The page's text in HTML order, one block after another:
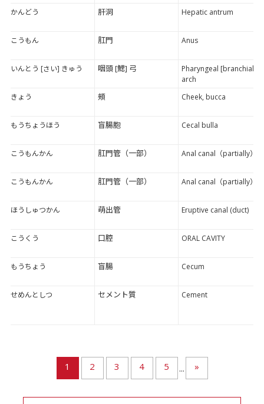
かんどう
肝洞 Hepatic antrum
こうもん 肛門 Anus
いんとう [さい] きゅう 咽頭 [鰓] 弓
Pharyngeal [branchial]
arch
きょう
頰 Cheek, bucca
もうちょうほう 盲腸胞 Cecal bulla
こうもんかん 肛門管（一部） Anal canal（partially）
こうもんかん 肛門管（一部） Anal canal（partially）
ほうしゅつかん 萌出管 Eruptive canal (duct)
こうくう 口腔 ORAL CAVITY
もうちょう 盲腸 Cecum
せめんとしつ セメント質 Cement
1 2 3 4 5 ... »